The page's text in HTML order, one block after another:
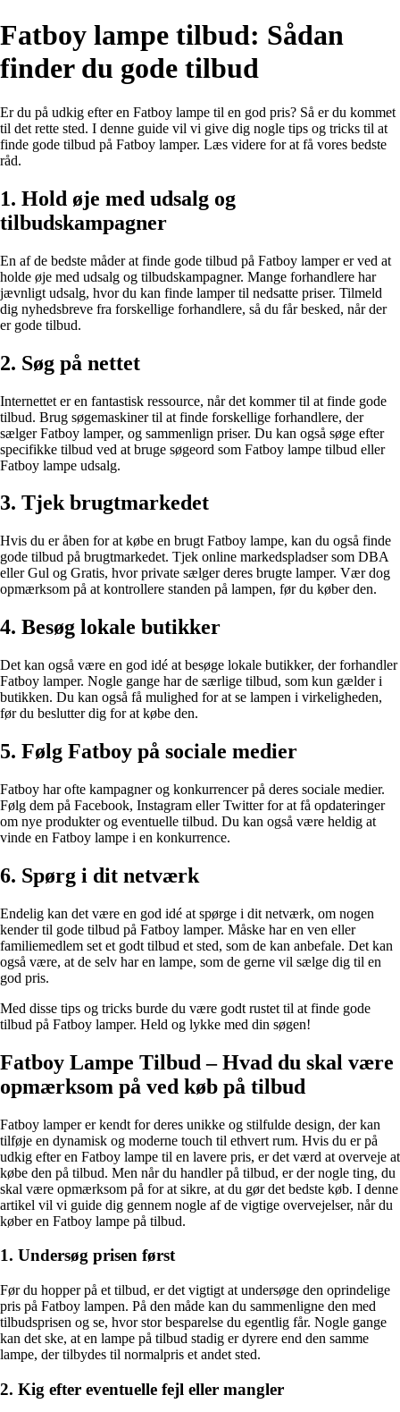
Fatboy lampe tilbud: Sådan
finder du gode tilbud
Er du på udkig efter en Fatboy lampe til en god pris? Så er du kommet
til det rette sted. I denne guide vil vi give dig nogle tips og tricks til at
finde gode tilbud på Fatboy lamper. Læs videre for at få vores bedste
råd.
1. Hold øje med udsalg og
tilbudskampagner
En af de bedste måder at finde gode tilbud på Fatboy lamper er ved at
holde øje med udsalg og tilbudskampagner. Mange forhandlere har
jævnligt udsalg, hvor du kan finde lamper til nedsatte priser. Tilmeld
dig nyhedsbreve fra forskellige forhandlere, så du får besked, når der
er gode tilbud.
2. Søg på nettet
Internettet er en fantastisk ressource, når det kommer til at finde gode
tilbud. Brug søgemaskiner til at finde forskellige forhandlere, der
sælger Fatboy lamper, og sammenlign priser. Du kan også søge efter
specifikke tilbud ved at bruge søgeord som Fatboy lampe tilbud eller
Fatboy lampe udsalg.
3. Tjek brugtmarkedet
Hvis du er åben for at købe en brugt Fatboy lampe, kan du også finde
gode tilbud på brugtmarkedet. Tjek online markedspladser som DBA
eller Gul og Gratis, hvor private sælger deres brugte lamper. Vær dog
opmærksom på at kontrollere standen på lampen, før du køber den.
4. Besøg lokale butikker
Det kan også være en god idé at besøge lokale butikker, der forhandler
Fatboy lamper. Nogle gange har de særlige tilbud, som kun gælder i
butikken. Du kan også få mulighed for at se lampen i virkeligheden,
før du beslutter dig for at købe den.
5. Følg Fatboy på sociale medier
Fatboy har ofte kampagner og konkurrencer på deres sociale medier.
Følg dem på Facebook, Instagram eller Twitter for at få opdateringer
om nye produkter og eventuelle tilbud. Du kan også være heldig at
vinde en Fatboy lampe i en konkurrence.
6. Spørg i dit netværk
Endelig kan det være en god idé at spørge i dit netværk, om nogen
kender til gode tilbud på Fatboy lamper. Måske har en ven eller
familiemedlem set et godt tilbud et sted, som de kan anbefale. Det kan
også være, at de selv har en lampe, som de gerne vil sælge dig til en
god pris.
Med disse tips og tricks burde du være godt rustet til at finde gode
tilbud på Fatboy lamper. Held og lykke med din søgen!
Fatboy Lampe Tilbud – Hvad du skal være
opmærksom på ved køb på tilbud
Fatboy lamper er kendt for deres unikke og stilfulde design, der kan
tilføje en dynamisk og moderne touch til ethvert rum. Hvis du er på
udkig efter en Fatboy lampe til en lavere pris, er det værd at overveje at
købe den på tilbud. Men når du handler på tilbud, er der nogle ting, du
skal være opmærksom på for at sikre, at du gør det bedste køb. I denne
artikel vil vi guide dig gennem nogle af de vigtige overvejelser, når du
køber en Fatboy lampe på tilbud.
1. Undersøg prisen først
Før du hopper på et tilbud, er det vigtigt at undersøge den oprindelige
pris på Fatboy lampen. På den måde kan du sammenligne den med
tilbudsprisen og se, hvor stor besparelse du egentlig får. Nogle gange
kan det ske, at en lampe på tilbud stadig er dyrere end den samme
lampe, der tilbydes til normalpris et andet sted.
2. Kig efter eventuelle fejl eller mangler